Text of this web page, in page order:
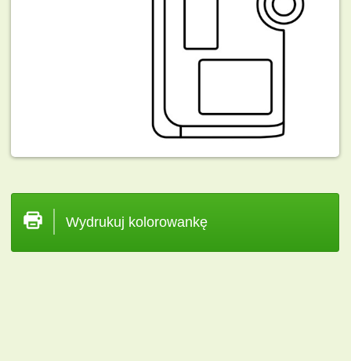
Wydrukuj kolorowankę